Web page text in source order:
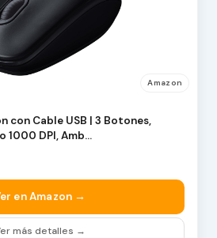
Amazon
con Cable USB | 3 Botones,
1000 DPI, Amb…
en Amazon →
más detalles →